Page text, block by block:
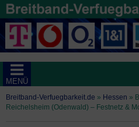
MENÜ
Breitband-Verfuegbarkeit.de » Hessen »
Reichelsheim (Odenwald) – Festnetz &